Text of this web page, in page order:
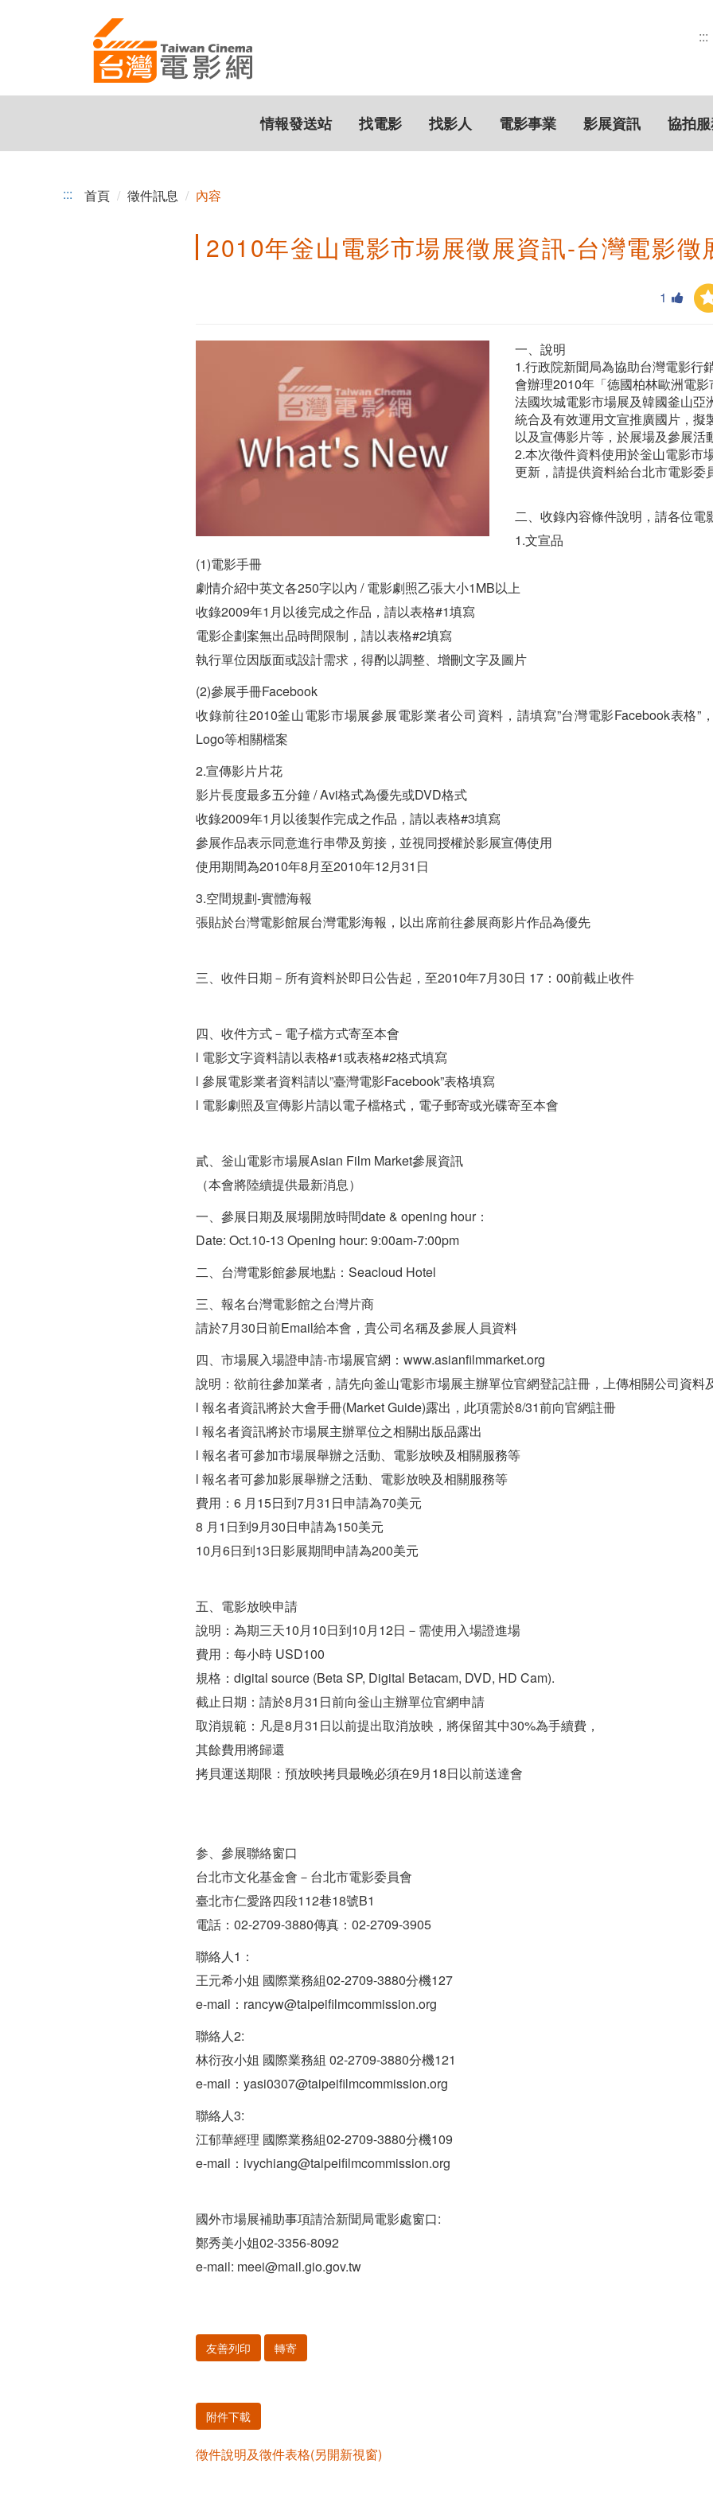
山
:::
情報發送站 找電影 找影人 電影事業 影展資訊 協拍
::: 首頁 徵件訊息 內容
2010年釡山電影市場展徵展資訊-台灣電影徵
1
一、說明
1.行政院新聞局為協助台灣電影行
會辦理2010年「德國柏林歐洲電
法國坎城電影市場展及韓國釜山亞
統合及有效運用文宣推廣國片，擬
以及宣傳影片等，於展場及參展活
2.本次徵件資料使用於釡山電影市
更新，請提供資料給台北市電影委
二、收錄內容條件說明，請各位電
1.文宣品
(1)電影手冊
劇情介紹中英文各250字以內 / 電影劇照乙張大小1MB以上
收錄2009年1月以後完成之作品，請以表格#1填寫
電影企劃案無出品時間限制，請以表格#2填寫
執行單位因版面或設計需求，得酌以調整、增刪文字及圖片
(2)參展手冊Facebook
收錄前往2010釜山電影市場展參展電影業者公司資料，請填寫”台灣電影Facebook表格”
Logo等相關檔案
2.宣傳影片片花
影片長度最多五分鐘 / Avi格式為優先或DVD格式
收錄2009年1月以後製作完成之作品，請以表格#3填寫
參展作品表示同意進行串帶及剪接，並視同授權於影展宣傳使用
使用期間為2010年8月至2010年12月31日
3.空間規劃-實體海報
張貼於台灣電影館展台灣電影海報，以出席前往參展商影片作品為優先
三、收件日期－所有資料於即日公告起，至2010年7月30日 17：00前截止收件
四、收件方式－電子檔方式寄至本會
l 電影文字資料請以表格#1或表格#2格式填寫
l 參展電影業者資料請以”臺灣電影Facebook”表格填寫
l 電影劇照及宣傳影片請以電子檔格式，電子郵寄或光碟寄至本會
貳、釡山電影市場展Asian Film Market參展資訊
（本會將陸續提供最新消息）
一、參展日期及展場開放時間date & opening hour：
Date: Oct.10-13 Opening hour: 9:00am-7:00pm
二、台灣電影館參展地點：Seacloud Hotel
三、報名台灣電影館之台灣片商
請於7月30日前Email給本會，貴公司名稱及參展人員資料
四、市場展入場證申請-市場展官網：www.asianfilmmarket.org
說明：欲前往參加業者，請先向釜山電影市場展主辦單位官網登記註冊，上傳相關公司資料
l 報名者資訊將於大會手冊(Market Guide)露出，此項需於8/31前向官網註冊
l 報名者資訊將於市場展主辦單位之相關出版品露出
l 報名者可參加市場展舉辦之活動、電影放映及相關服務等
l 報名者可參加影展舉辦之活動、電影放映及相關服務等
費用：6 月15日到7月31日申請為70美元
8 月1日到9月30日申請為150美元
10月6日到13日影展期間申請為200美元
五、電影放映申請
說明：為期三天10月10日到10月12日－需使用入場證進場
費用：每小時 USD100
規格：digital source (Beta SP, Digital Betacam, DVD, HD Cam).
截止日期：請於8月31日前向釡山主辦單位官網申請
取消規範：凡是8月31日以前提出取消放映，將保留其中30%為手續費，
其餘費用將歸還
拷貝運送期限：預放映拷貝最晚必須在9月18日以前送達會
参、參展聯絡窗口
台北市文化基金會－台北市電影委員會
臺北市仁愛路四段112巷18號B1
電話：02-2709-3880傳真：02-2709-3905
聯絡人1：
王元希小姐 國際業務組02-2709-3880分機127
e-mail：rancyw@taipeifilmcommission.org
聯絡人2:
林衍孜小姐 國際業務組 02-2709-3880分機121
e-mail：yasi0307@taipeifilmcommission.org
聯絡人3:
江郁華經理 國際業務組02-2709-3880分機109
e-mail：ivychiang@taipeifilmcommission.org
國外市場展補助事項請洽新聞局電影處窗口:
鄭秀美小姐02-3356-8092
e-mail: meei@mail.gio.gov.tw
友善列印 轉寄
附件下載
徵件說明及徵件表格(另開新視窗)